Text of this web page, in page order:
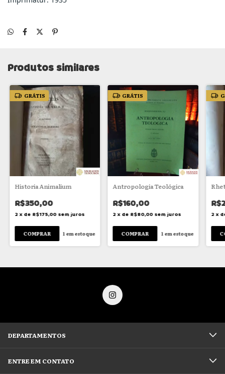
Produtos similares
GRÁTIS
Historia Animalium
R$350,00
2 x de R$175,00 sem juros
1 em estoque
GRÁTIS
Antropologia Teológica
R$160,00
2 x de R$80,00 sem juros
1 em estoque
2 x
DEPARTAMENTOS
ENTRE EM CONTATO